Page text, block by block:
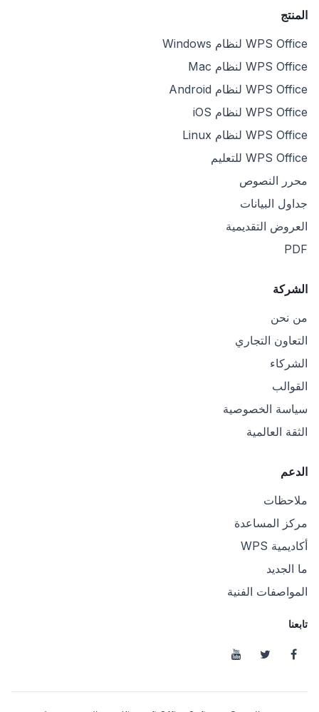
المنتج
WPS Office لنظام Windows
WPS Office لنظام Mac
WPS Office لنظام Android
WPS Office لنظام iOS
WPS Office لنظام Linux
WPS Office للتعليم
محرر النصوص
جداول البيانات
العروض التقديمية
PDF
الشركة
من نحن
التعاون التجاري
الشركاء
القوالب
سياسة الخصوصية
الثقة العالمية
الدعم
ملاحظات
مركز المساعدة
أكاديمية WPS
ما الجديد
المواصفات الفنية
تابعنا